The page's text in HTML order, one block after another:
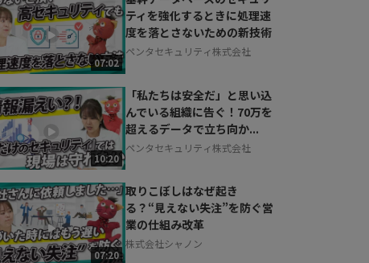
07:02
ティを強化するときに処理速
度を落とさないための新技術
ペンタセキュリティ株式会社
10:20
「私たちは安全だ」と思い込
んでいる組織に告ぐ！70万を
超えるデータで立ち向か...
ペンタセキュリティ株式会社
07:20
取りこぼしはなぜ起き
る？“見えない失注”を防ぐ営
業の仕組み改革
株式会社シャノン